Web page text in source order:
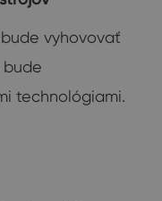
vyhovovať
bude
technológiami.